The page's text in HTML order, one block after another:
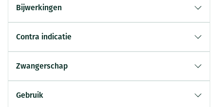
Bijwerkingen
Contra indicatie
Zwangerschap
Gebruik